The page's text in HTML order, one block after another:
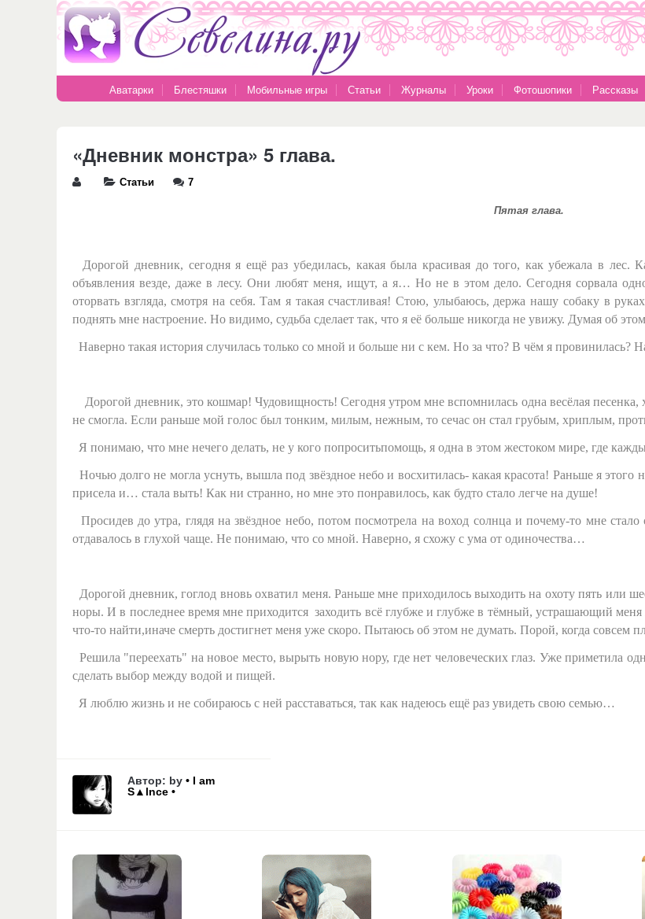
Аватарки Блестяшки Мобильные игры Статьи Журналы Уроки Фотошопики Рассказы
«Дневник монстра» 5 глава.
Статьи 7
Пятая глава.
Дорогой дневник, сегодня я ещё раз убедилась, какая была красивая до того, как убежала в
объявления везде, даже в лесу. Они любят меня, ищут, а я… Но не в этом дело. Сегодня сорвала
оторвать взгляда, смотря на себя. Там я такая счастливая! Стою, улыбаюсь, держа нашу собаку в
поднять мне настроение. Но видимо, судьба сделает так, что я её больше никогда не увижу. Думая об
Наверно такая история случилась только со мной и больше ни с кем. Но за что? В чём я провинилась?
Дорогой дневник, это кошмар! Чудовищность! Сегодня утром мне вспомнилась одна весёлая песенка,
не смогла. Если раньше мой голос был тонким, милым, нежным, то сечас он стал грубым, хриплым,
Я понимаю, что мне нечего делать, не у кого попроситьпомощь, я одна в этом жестоком мире, где
Ночью долго не могла уснуть, вышла под звёздное небо и восхитилась- какая красота! Раньше я
присела и… стала выть! Как ни странно, но мне это понравилось, как будто стало легче на душе!
Просидев до утра, глядя на звёздное небо, потом посмотрела на воход солнца и почему-то мне
отдавалось в глухой чаще. Не понимаю, что со мной. Наверно, я схожу с ума от одиночества…
Дорогой дневник, гоглод вновь охватил меня. Раньше мне приходилось выходить на охоту пять или
норы. И в последнее время мне приходится заходить всё глубже и глубже в тёмный, устрашающий
что-то найти,иначе смерть достигнет меня уже скоро. Пытаюсь об этом не думать. Порой, когда совсем
Решила "переехать" на новое место, вырыть новую нору, где нет человеческих глаз. Уже приметила
сделать выбор между водой и пищей.
Я люблю жизнь и не собираюсь с ней расставаться, так как надеюсь ещё раз увидеть свою семью…
Автор: by • I am
S▲lnce •